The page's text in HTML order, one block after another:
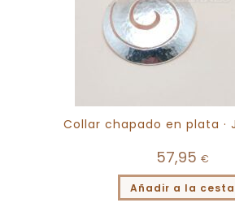
Collar chapado en plata ·
57,95 €
Añadir a la cesta